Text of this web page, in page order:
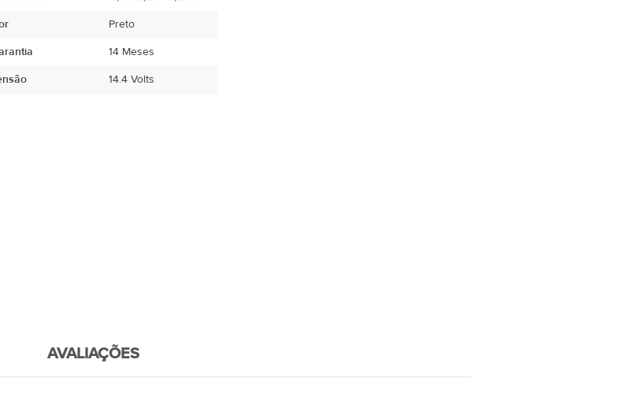
Preto
14 Meses
14.4 Volts
AVALIAÇÕES